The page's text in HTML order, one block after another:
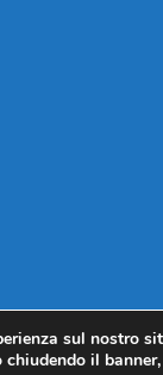
sul nostro
il